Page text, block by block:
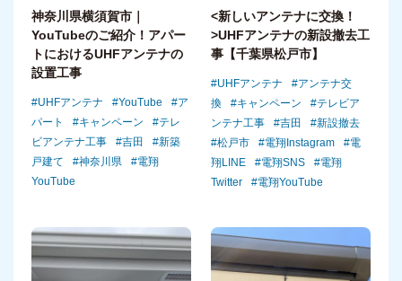
神奈川県横須賀市｜
YouTubeのご紹介！アパー
トにおけるUHFアンテナの
設置工事
UHFアンテナ YouTube
ア
パート
キャンペーン
テレ
ビアンテナ工事
吉田
新築
戸建て
神奈川県
電翔
YouTube
<新しいアンテナに交換！
>UHFアンテナの新設撤去工
事【千葉県松戸市】
UHFアンテナ
アンテナ交
換
キャンペーン
テレビア
ンテナ工事
吉田
新設撤去
松戸市
電翔Instagram
電
翔LINE
電翔SNS
電翔
Twitter
電翔YouTube